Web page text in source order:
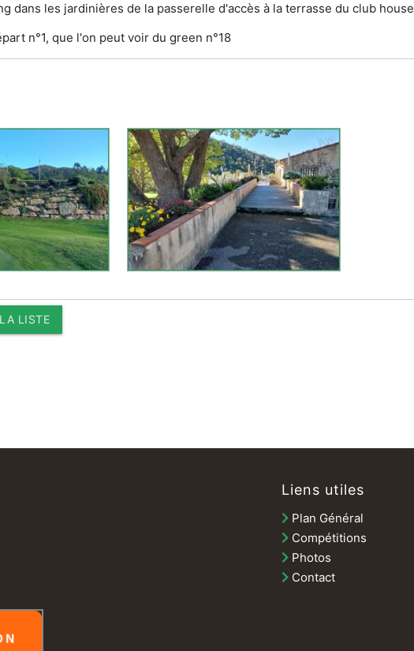
dans les jardinières de la passerelle d'accès à la terrasse du club house
n°1, que l'on peut voir du green n°18
LISTE
Liens utiles
Plan Général
Compétitions
Photos
Contact